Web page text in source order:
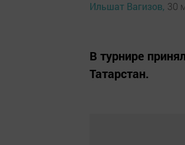
Ильшат Вагизов, 30
В турнире
Татарстан.